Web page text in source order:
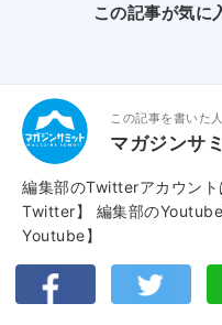
この記事が気に
この記事を書いた人
マガジンサ
編集部のTwitterアカウント
Twitter】
編集部の
Youtube】